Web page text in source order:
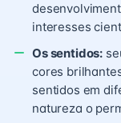
interesses
Os sentidos:
cores
sentidos em
natureza o